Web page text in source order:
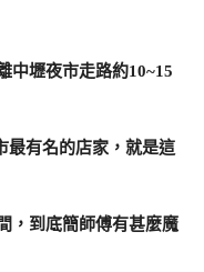
中壢夜市走路約10~15
有名的店家，就是這
，到底簡師傅有甚麼魔